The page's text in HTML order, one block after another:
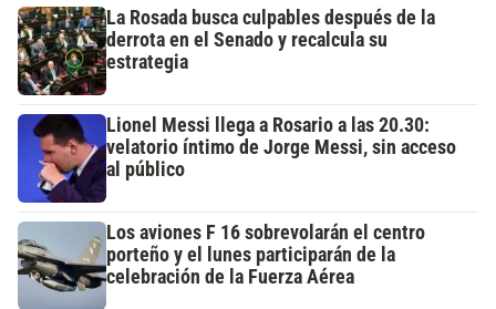
La Rosada busca culpables después de la
derrota en el Senado y recalcula su
estrategia
Lionel Messi llega a Rosario a las 20.30:
velatorio íntimo de Jorge Messi, sin acceso
al público
Los aviones F 16 sobrevolarán el centro
porteño y el lunes participarán de la
celebración de la Fuerza Aérea